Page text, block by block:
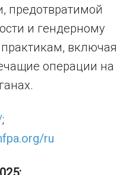
предотвратимой
и гендерному
включая
операции на
;
ru